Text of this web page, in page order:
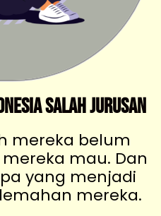
Salah Jurusan
mereka belum
mau. Dan
yang menjadi
mereka.